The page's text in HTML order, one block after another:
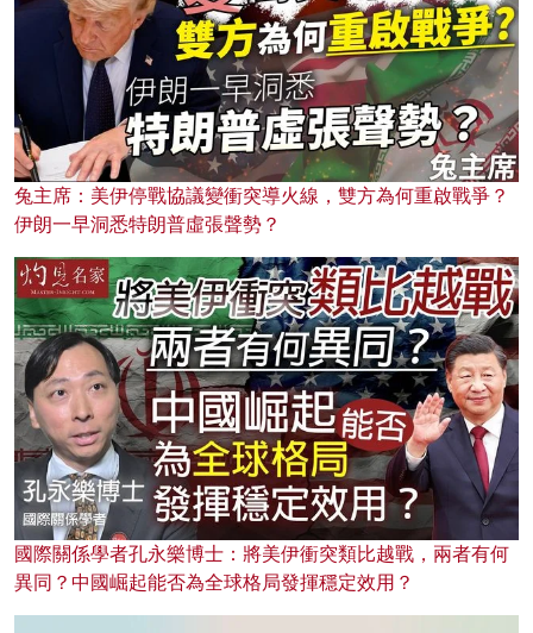
兔主席：美伊停戰協議變衝突導火線，雙方為何重啟戰爭？
伊朗一早洞悉特朗普虛張聲勢？
國際關係學者孔永樂博士：將美伊衝突類比越戰，兩者有何
異同？中國崛起能否為全球格局發揮穩定效用？